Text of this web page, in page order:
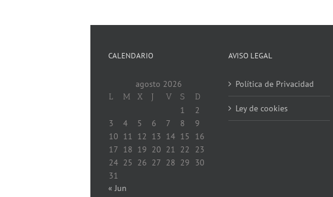
CALENDARIO
agosto 2026
L M X J V S D
1
2
3
4 5 6 7 8
9
10 11 12 13 14 15
16
17 18 19 20 21 22
23
24 25 26 27 28 29
30
31
« Jun
AVISO LEGAL
Política de Privacidad
Ley de cookies